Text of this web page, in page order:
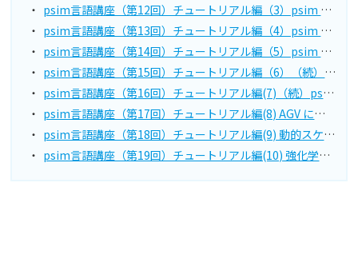
psim言語講座（第12回）チュートリアル編（3）psim のファシリティを使いこなす
psim言語講座（第13回）チュートリアル編（4）psim のストアを使いこなす
psim言語講座（第14回）チュートリアル編（5）psim のスケジューラを使いこなす
psim言語講座（第15回）チュートリアル編（6）（続）psim のストアを使いこなす
psim言語講座（第16回）チュートリアル編(7)（続）psim のストアを使いこなす
psim言語講座（第17回）チュートリアル編(8) AGV による搬送
psim言語講座（第18回）チュートリアル編(9) 動的スケジューリング方式
psim言語講座（第19回）チュートリアル編(10) 強化学習AGV方式